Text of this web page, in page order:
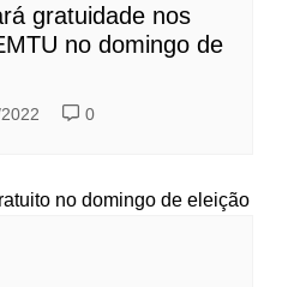
gratuidade nos
no domingo de
0